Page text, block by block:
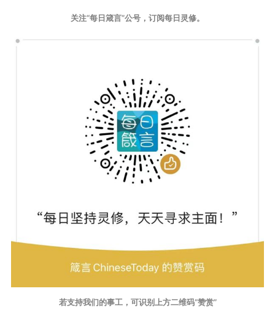
关注“每日箴言”公号，订阅每日灵修。
若支持我们的事工，可识别上方二维码“赞赏”